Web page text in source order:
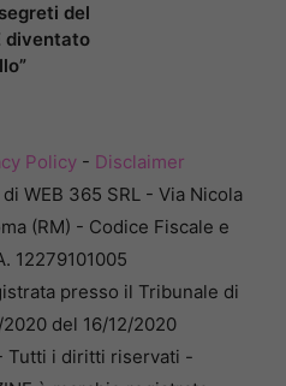
del
diventato
Policy- Disclaimer
WEB 365 SRL - Via Nicola
(RM) - Codice Fiscale e
12279101005
presso il Tribunale di
del 16/12/2020
i diritti riservati -